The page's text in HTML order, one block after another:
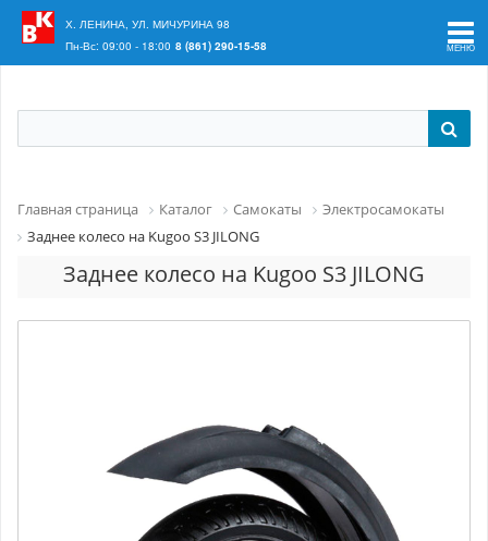
Ваш регион:
Х. ЛЕНИНА, УЛ. МИЧУРИНА 98
Пн-Вс: 09:00 - 18:00 8 (861) 290-15-58
Главная страница Каталог Самокаты
Электросамокаты
Заднее колесо на Kugoo S3 JILONG
Заднее колесо на Kugoo S3 JILONG